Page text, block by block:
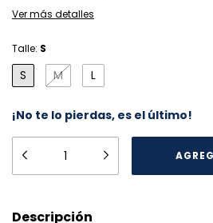
Ver más detalles
Talle: S
S M L
¡No te lo pierdas, es el último!
Descripción